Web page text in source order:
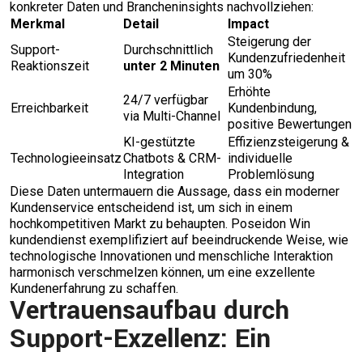
konkreter Daten und Brancheninsights nachvollziehen:
Merkmal
Detail
Impact
Support-
Reaktionszeit
Durchschnittlich
unter 2 Minuten
Steigerung der
Kundenzufriedenheit
um 30%
Erreichbarkeit
24/7 verfügbar
via Multi-Channel
Erhöhte
Kundenbindung,
positive Bewertungen
Technologieeinsatz
KI-gestützte
Chatbots & CRM-
Integration
Effizienzsteigerung &
individuelle
Problemlösung
Diese Daten untermauern die Aussage, dass ein moderner
Kundenservice entscheidend ist, um sich in einem
hochkompetitiven Markt zu behaupten. Poseidon Win
kundendienst exemplifiziert auf beeindruckende Weise, wie
technologische Innovationen und menschliche Interaktion
harmonisch verschmelzen können, um eine exzellente
Kundenerfahrung zu schaffen.
Vertrauensaufbau durch
Support-Exzellenz: Ein